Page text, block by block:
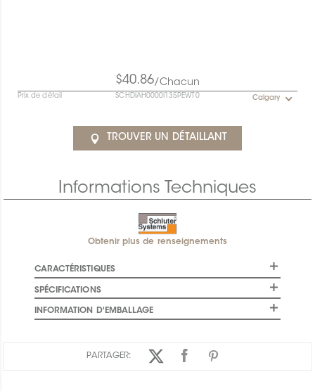
$40.86/Chacun
Prix de détail SCHDIAH0000I135PEWT0 Calgary
TROUVER UN DÉTAILLANT
Informations Techniques
Obtenir plus de renseignements
CARACTÉRISTIQUES
SPÉCIFICATIONS
INFORMATION D'EMBALLAGE
PARTAGER: